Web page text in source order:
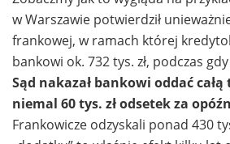
w Warszawie potwierdził
frankowej, w ramach której
bankowi ok. 732 tys. zł, podczas
Sąd nakazał bankowi oddać
niemal 60 tys. zł odsetek za
Frankowicze odzyskali ponad 430